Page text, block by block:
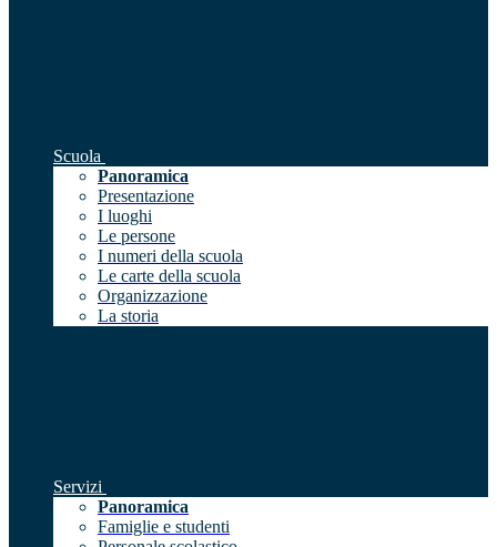
Scuola
Panoramica
Presentazione
I luoghi
Le persone
I numeri della scuola
Le carte della scuola
Organizzazione
La storia
Servizi
Panoramica
Famiglie e studenti